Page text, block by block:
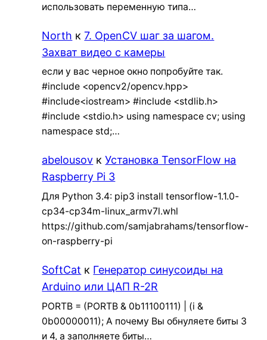
использовать переменную типа…
North к7. OpenCV шаг за шагом.
Захват видео с камеры
если у вас черное окно попробуйте так.
#include <opencv2/opencv.hpp>
#include<iostream> #include <stdlib.h>
#include <stdio.h> using namespace cv; using
namespace std;…
abelousov кУстановка TensorFlow на
Raspberry Pi 3
Для Python 3.4: pip3 install tensorflow-1.1.0-
cp34-cp34m-linux_armv7l.whl
https://github.com/samjabrahams/tensorflow-
on-raspberry-pi
SoftCat к Генератор синусоиды на
Arduino или ЦАП R-2R
PORTB = (PORTB & 0b11100111) | (i &
0b00000011); А почему Вы обнуляете биты 3
и 4, а заполняете биты…